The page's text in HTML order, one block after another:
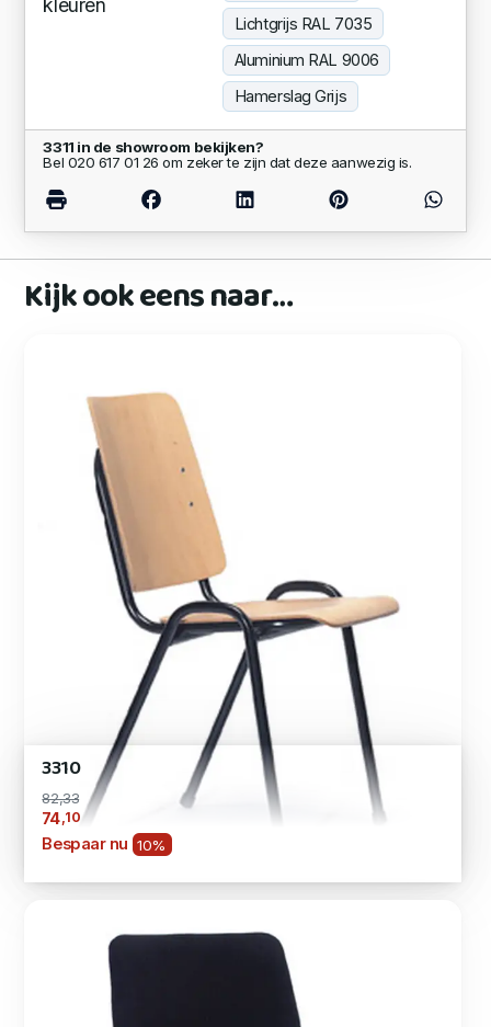
kleuren
Lichtgrijs RAL 7035
Aluminium RAL 9006
Hamerslag Grijs
3311 in de showroom bekijken?
Bel 020 617 01 26 om zeker te zijn dat deze aanwezig is.
Kijk ook eens naar…
3310
82,33
74 ,10
Bespaar nu 10%